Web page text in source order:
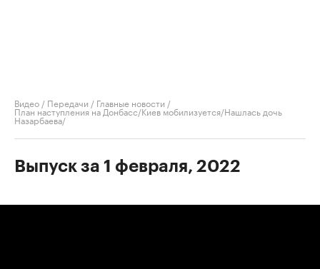
Видео / Передачи / Главные новости /
План наступления на Донбасс/Киев мобилизуется/Нашлась дочь
Назарбаева/
Выпуск за 1 февраля, 2022